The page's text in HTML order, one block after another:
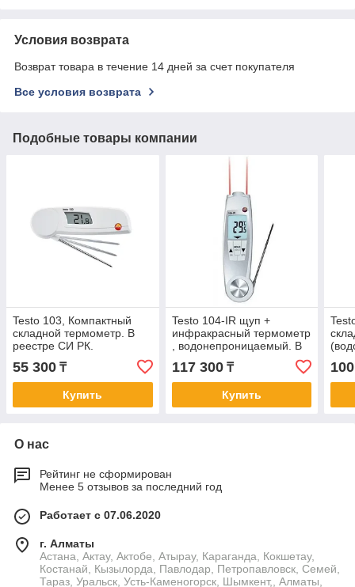
Условия возврата
Возврат товара в течение 14 дней за счет покупателя
Все условия возврата
Подобные товары компании
Testo 103, Компактный
складной термометр. В
реестре СИ РК.
55 300 ₸
Купить
Testo 104-IR щуп +
инфракрасный термометр
, водонепроницаемый. В
реестре СИ РК
117 300₸
Купить
О нас
Рейтинг не сформирован
Менее 5 отзывов за последний год
Работает с 07.06.2020
г. Алматы
Астана, Актау, Актобе, Атырау, Караганда, Кокшетау,
Костанай, Кызылорда, Павлодар, Петропавловск, Семей,
Тараз, Уральск, Усть-Каменогорск, Шымкент,, Алматы,